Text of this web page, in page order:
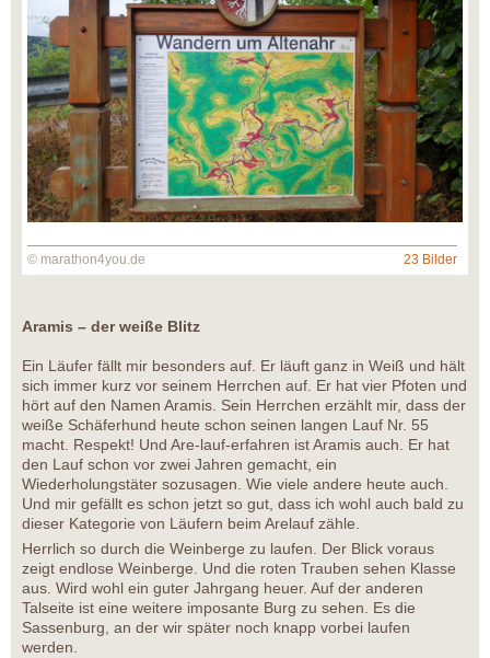
© marathon4you.de 23 Bilder
Aramis – der weiße Blitz
Ein Läufer fällt mir besonders auf. Er läuft ganz in Weiß und hält
sich immer kurz vor seinem Herrchen auf. Er hat vier Pfoten und
hört auf den Namen Aramis. Sein Herrchen erzählt mir, dass der
weiße Schäferhund heute schon seinen langen Lauf Nr. 55
macht. Respekt! Und Are-lauf-erfahren ist Aramis auch. Er hat
den Lauf schon vor zwei Jahren gemacht, ein
Wiederholungstäter sozusagen. Wie viele andere heute auch.
Und mir gefällt es schon jetzt so gut, dass ich wohl auch bald zu
dieser Kategorie von Läufern beim Arelauf zähle.
Herrlich so durch die Weinberge zu laufen. Der Blick voraus
zeigt endlose Weinberge. Und die roten Trauben sehen Klasse
aus. Wird wohl ein guter Jahrgang heuer. Auf der anderen
Talseite ist eine weitere imposante Burg zu sehen. Es die
Sassenburg, an der wir später noch knapp vorbei laufen
werden.